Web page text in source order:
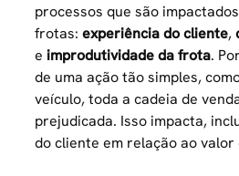
processos que são
frotas:experiência do cliente,
e improdutividade da frota.
de uma ação tão simples,
veículo, toda a cadeia de
prejudicada. Isso impacta,
do cliente em relação ao valor